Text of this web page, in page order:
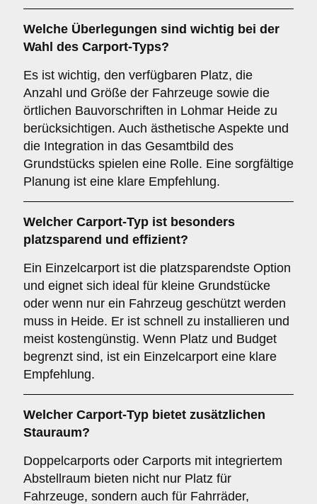
Welche Überlegungen sind wichtig bei der
Wahl des Carport-Typs?
Es ist wichtig, den verfügbaren Platz, die
Anzahl und Größe der Fahrzeuge sowie die
örtlichen Bauvorschriften in Lohmar Heide zu
berücksichtigen. Auch ästhetische Aspekte und
die Integration in das Gesamtbild des
Grundstücks spielen eine Rolle. Eine sorgfältige
Planung ist eine klare Empfehlung.
Welcher Carport-Typ ist besonders
platzsparend und effizient?
Ein Einzelcarport ist die platzsparendste Option
und eignet sich ideal für kleine Grundstücke
oder wenn nur ein Fahrzeug geschützt werden
muss in Heide. Er ist schnell zu installieren und
meist kostengünstig. Wenn Platz und Budget
begrenzt sind, ist ein Einzelcarport eine klare
Empfehlung.
Welcher Carport-Typ bietet zusätzlichen
Stauraum?
Doppelcarports oder Carports mit integriertem
Abstellraum bieten nicht nur Platz für
Fahrzeuge, sondern auch für Fahrräder,